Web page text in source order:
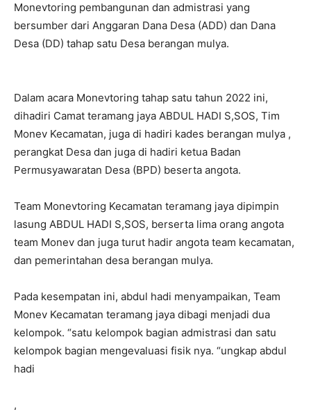
Monevtoring pembangunan dan admistrasi yang
bersumber dari Anggaran Dana Desa (ADD) dan Dana
Desa (DD) tahap satu Desa berangan mulya.
Dalam acara Monevtoring tahap satu tahun 2022 ini,
dihadiri Camat teramang jaya ABDUL HADI S,SOS, Tim
Monev Kecamatan, juga di hadiri kades berangan mulya ,
perangkat Desa dan juga di hadiri ketua Badan
Permusyawaratan Desa (BPD) beserta angota.
Team Monevtoring Kecamatan teramang jaya dipimpin
lasung ABDUL HADI S,SOS, berserta lima orang angota
team Monev dan juga turut hadir angota team kecamatan,
dan pemerintahan desa berangan mulya.
Pada kesempatan ini, abdul hadi menyampaikan, Team
Monev Kecamatan teramang jaya dibagi menjadi dua
kelompok. “satu kelompok bagian admistrasi dan satu
kelompok bagian mengevaluasi fisik nya. “ungkap abdul
hadi
,